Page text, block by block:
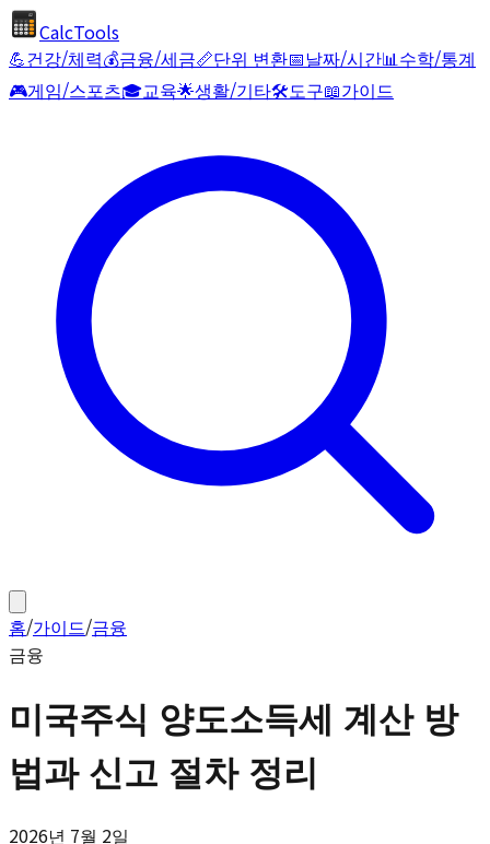
CalcTools
💪건강/체력💰금융/세금📏단위 변환📅날짜/시간📊수학/통계
🎮게임/스포츠🎓교육🌟생활/기타🛠️도구📖가이드
홈/가이드/금융
금융
미국주식 양도소득세 계산 방
법과 신고 절차 정리
2026년 7월 2일